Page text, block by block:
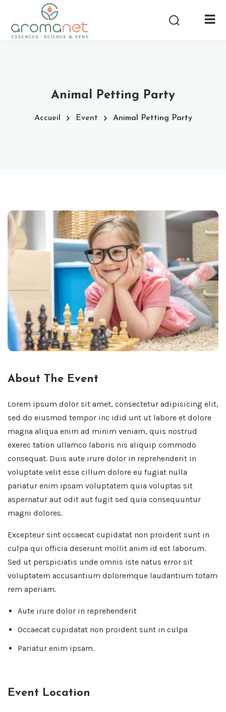
Animal Petting Party
Accueil Event Animal Petting Party
About The Event
Lorem ipsum dolor sit amet, consectetur adipisicing elit,
sed do eiusmod tempor inc idid unt ut labore et dolore
magna aliqua enim ad minim veniam, quis nostrud
exerec tation ullamco laboris nis aliquip commodo
consequat. Duis aute irure dolor in reprehenderit in
voluptate velit esse cillum dolore eu fugiat nulla
pariatur enim ipsam voluptatem quia voluptas sit
aspernatur aut odit aut fugit sed quia consequuntur
magni dolores.
Excepteur sint occaecat cupidatat non proident sunt in
culpa qui officia deserunt mollit anim id est laborum.
Sed ut perspiciatis unde omnis iste natus error sit
voluptatem accusantium doloremque laudantium totam
rem aperiam.
Aute irure dolor in reprehenderit
Occaecat cupidatat non proident sunt in culpa
Pariatur enim ipsam.
Event Location